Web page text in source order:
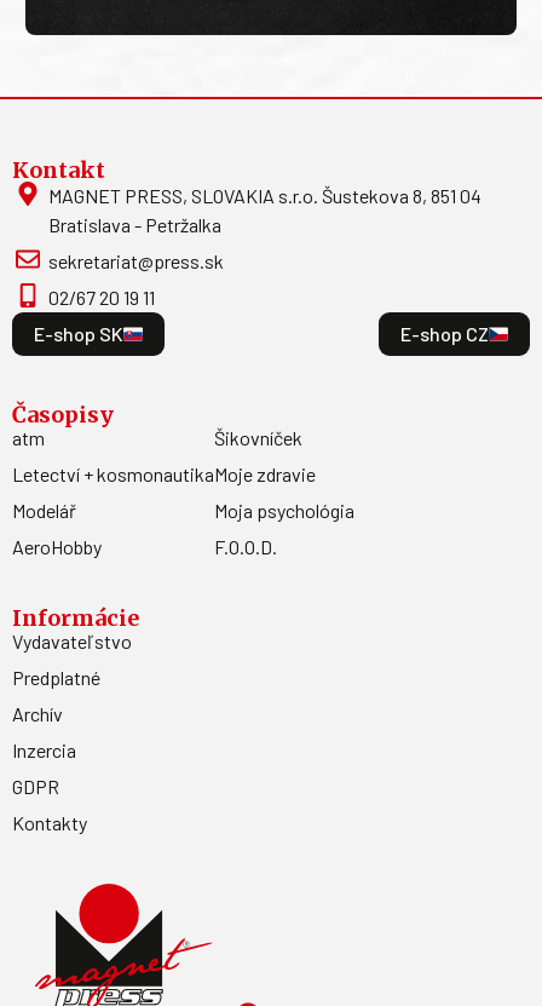
Kontakt
MAGNET PRESS, SLOVAKIA s.r.o. Šustekova 8, 851 04
Bratislava - Petržalka
sekretariat@press.sk
02/67 20 19 11
E-shop SK
E-shop CZ
Časopisy
atm
Letectví + kosmonautika
Modelář
AeroHobby
Šikovníček
Moje zdravie
Moja psychológia
F.O.O.D.
Informácie
Vydavateľstvo
Predplatné
Archív
Inzercia
GDPR
Kontakty